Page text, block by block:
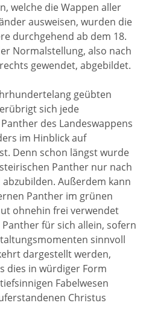
welche die Wappen aller
ausweisen, wurden die
durchgehend ab dem 18.
Normalstellung, also nach
gewendet, abgebildet.
geübten
sich jede
des Landeswappens
im Hinblick auf
Denn schon längst wurde
Panther nur nach
Außerdem kann
Panther im grünen
ohnehin frei verwendet
für sich allein, sofern
sinnvoll
dargestellt werden,
dies in würdiger Form
Fabelwesen
Christus